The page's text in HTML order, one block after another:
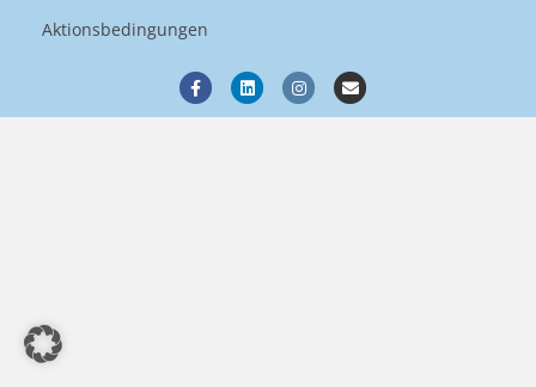
Aktionsbedingungen
FacebookLinkedinInstagramEmail